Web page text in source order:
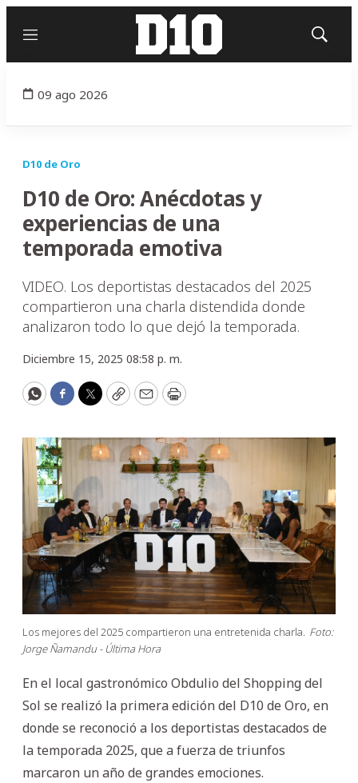
Menú
Mostrar
09 ago 2026
D10 de Oro
D10 de Oro: Anécdotas y
experiencias de una
temporada emotiva
VIDEO. Los deportistas destacados del 2025
compartieron una charla distendida donde
analizaron todo lo que dejó la temporada.
Diciembre 15, 2025 08:58 p. m.
WhatsApp
Facebook
Twitter
CopyEmailPrint
Los mejores del 2025 compartieron una entretenida charla. Foto:
Jorge Ñamandu - Última Hora
En el local gastronómico Obdulio del Shopping del
Sol se realizó la primera edición del D10 de Oro, en
donde se reconoció a los deportistas destacados de
la temporada 2025, que a fuerza de triunfos
marcaron un año de grandes emociones.